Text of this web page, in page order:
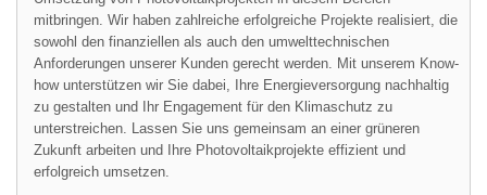
mitbringen. Wir haben zahlreiche erfolgreiche Projekte realisiert, die
sowohl den finanziellen als auch den umwelttechnischen
Anforderungen unserer Kunden gerecht werden. Mit unserem Know-
how unterstützen wir Sie dabei, Ihre Energieversorgung nachhaltig
zu gestalten und Ihr Engagement für den Klimaschutz zu
unterstreichen. Lassen Sie uns gemeinsam an einer grüneren
Zukunft arbeiten und Ihre Photovoltaikprojekte effizient und
erfolgreich umsetzen.